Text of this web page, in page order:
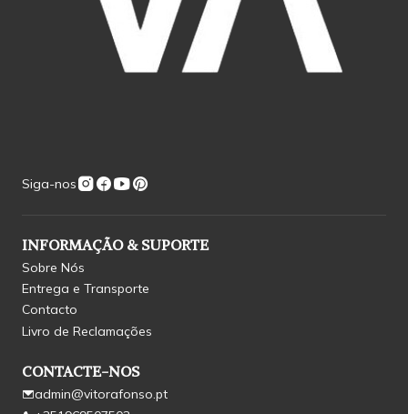
Siga-nos
INFORMAÇÃO & SUPORTE
Sobre Nós
Entrega e Transporte
Contacto
Livro de Reclamações
CONTACTE-NOS
admin@vitorafonso.pt